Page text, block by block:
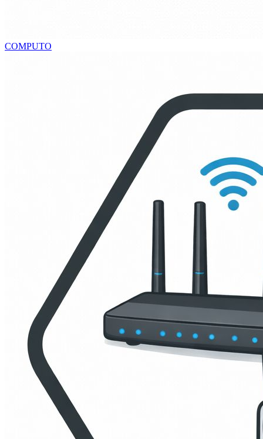
COMPUTO